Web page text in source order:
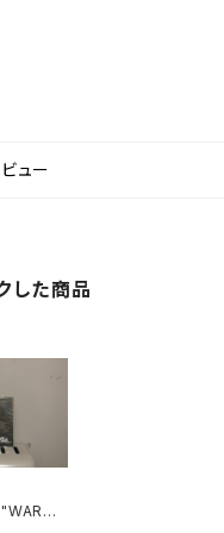
ュー
した商品
HAN